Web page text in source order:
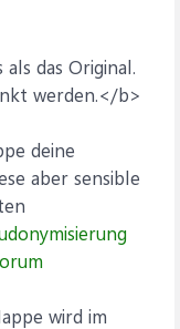
das Original.
werden.</b>
deine
aber sensible
wird im